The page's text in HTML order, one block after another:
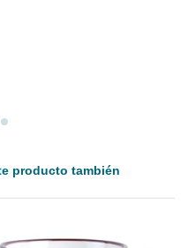
producto también